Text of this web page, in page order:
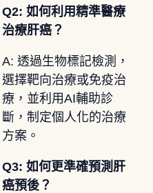
Q2: 如何利用精準醫療
治療肝癌？
A: 透過生物標記檢測，
選擇靶向治療或免疫治
療，並利用AI輔助診
斷，制定個人化的治療
方案。
Q3: 如何更準確預測肝
癌預後？